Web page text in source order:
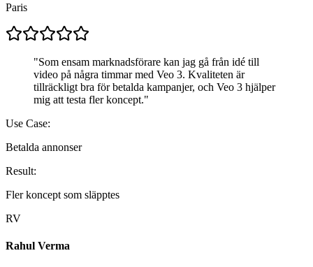
Paris
"Som ensam marknadsförare kan jag gå från idé till
video på några timmar med Veo 3. Kvaliteten är
tillräckligt bra för betalda kampanjer, och Veo 3 hjälper
mig att testa fler koncept."
Use Case:
Betalda annonser
Result:
Fler koncept som släpptes
RV
Rahul Verma